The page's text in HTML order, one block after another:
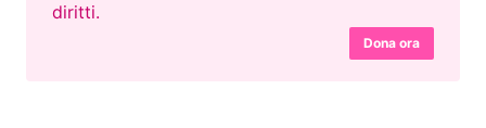
diritti.
Dona ora